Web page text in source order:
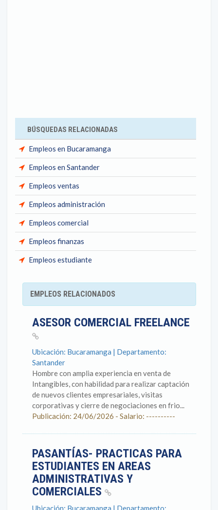
BÚSQUEDAS RELACIONADAS
Empleos en Bucaramanga
Empleos en Santander
Empleos ventas
Empleos administración
Empleos comercial
Empleos finanzas
Empleos estudiante
EMPLEOS RELACIONADOS
ASESOR COMERCIAL FREELANCE
Ubicación: Bucaramanga | Departamento:
Santander
Hombre con amplia experiencia en venta de
Intangibles, con habilidad para realizar captación
de nuevos clientes empresariales, visitas
corporativas y cierre de negociaciones en frio...
Publicación: 24/06/2026 - Salario: ----------
PASANTÍAS- PRACTICAS PARA
ESTUDIANTES EN AREAS
ADMINISTRATIVAS Y
COMERCIALES
Ubicación: Bucaramanga | Departamento: